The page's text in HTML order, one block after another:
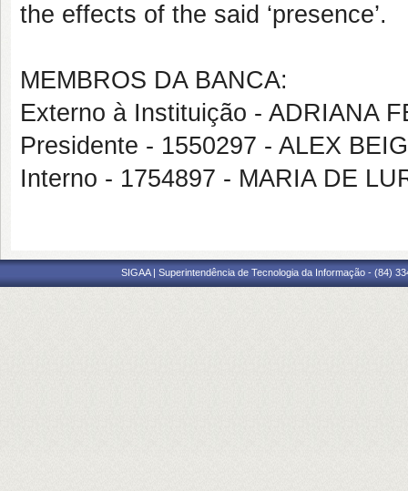
the effects of the said ‘presence’.
MEMBROS DA BANCA:
Externo à Instituição - ADRIANA
Presidente - 1550297 - ALEX
Interno - 1754897 - MARIA DE
SIGAA | Superintendência de Tecnologia da Informação - (84)